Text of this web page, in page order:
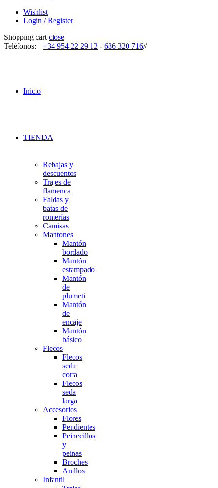
Wishlist
Login / Register
Shopping cart close
Teléfonos:
+34 954 22 29 12 - 686 320 716//
Inicio
TIENDA
Rebajas y
descuentos
Trajes de
flamenca
Faldas y
batas de
romerías
Camisas
Mantones
Mantón
bordado
Mantón
estampado
Mantón
de
plumeti
Mantón
de
encaje
Mantón
básico
Flecos
Flecos
seda
corta
Flecos
seda
larga
Accesorios
Flores
Pendientes
Peinecillos
y
peinas
Broches
Anillos
Infantil